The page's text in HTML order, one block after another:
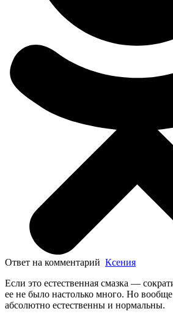
Ответ на комментарий Ксения
Если это естественная смазка —
ее не было настолько много. Но
абсолютно естественны и нормальны.